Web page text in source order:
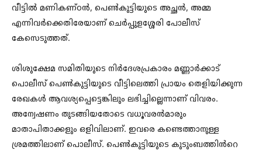
വീട്ടിൽ മണികണ്ഠൻ, പെൺകുട്ടിയുടെ അച്ഛൻ, അമ്മ
എന്നിവർക്കെതിരേയാണ് ചെർപ്പുളശ്ശേരി പോലീസ്
കേസെടുത്തത്.
ശിശുക്ഷേമ സമിതിയുടെ നിർദേശപ്രകാരം മണ്ണാർക്കാട്
പൊലീസ് പെൺകുട്ടിയുടെ വീട്ടിലെത്തി പ്രായം തെളിയിക്കുന്ന
രേഖകൾ ആവശ്യപ്പെട്ടെങ്കിലും ലഭിച്ചില്ലെന്നാണ് വിവരം.
അന്വേഷണം തുടങ്ങിയതോടെ വധൂവരൻമാരും
മാതാപിതാക്കളും ഒളിവിലാണ്. ഇവരെ കണ്ടെത്താനുള്ള
ശ്രമത്തിലാണ് പൊലീസ്. പെൺകുട്ടിയുടെ കുടുംബത്തിൻറെ